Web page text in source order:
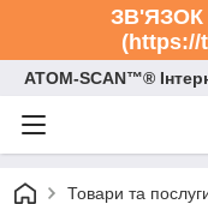
ЗВ'ЯЗОК
(https://
ATOM-SCAN™®
Товари та